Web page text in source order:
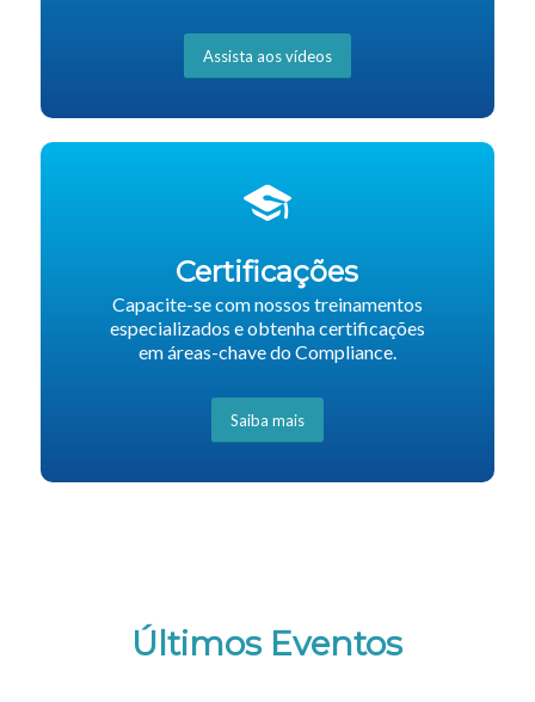
Assista aos vídeos
Certificações
Capacite-se com nossos treinamentos
especializados e obtenha certificações
em áreas-chave do Compliance.
Saiba mais
Últimos Eventos